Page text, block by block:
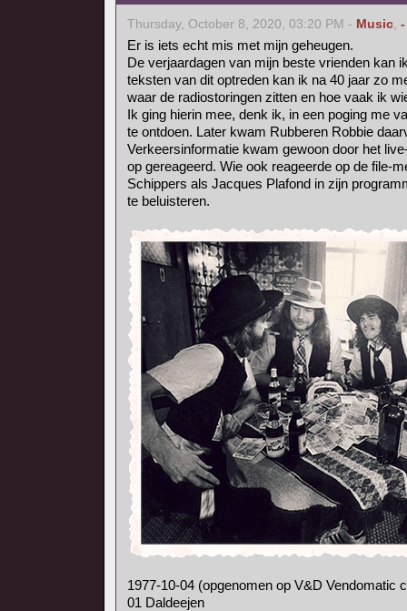
Thursday, October 8, 2020, 03:20 PM - Music,
Er is iets echt mis met mijn geheugen.
De verjaardagen van mijn beste vrienden kan
teksten van dit optreden kan ik na 40 jaar zo
waar de radiostoringen zitten en hoe vaak ik
Ik ging hierin mee, denk ik, in een poging me
te ontdoen. Later kwam Rubberen Robbie
Verkeersinformatie kwam gewoon door het
op gereageerd. Wie ook reageerde op de file-
Schippers als Jacques Plafond in zijn
te beluisteren.
1977-10-04 (opgenomen op V&D Vendomatic
01 Daldeejen